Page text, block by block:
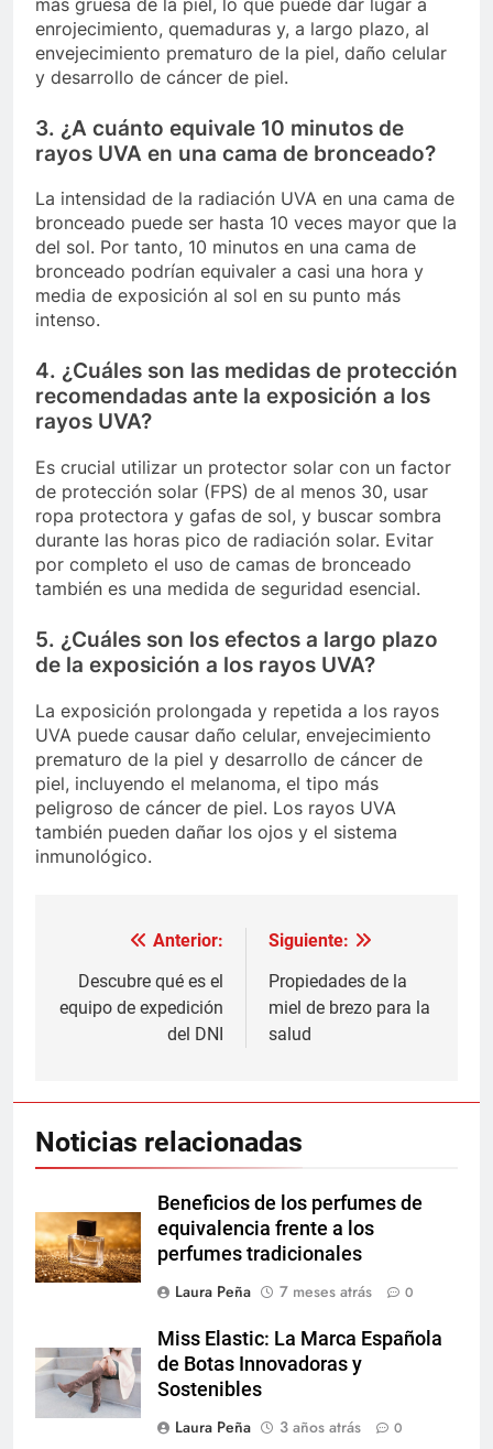
enrojecimiento, quemaduras y, a largo plazo, al
envejecimiento prematuro de la piel, daño celular
y desarrollo de cáncer de piel.
3. ¿A cuánto equivale 10 minutos de
rayos UVA en una cama de bronceado?
La intensidad de la radiación UVA en una cama de
bronceado puede ser hasta 10 veces mayor que la
del sol. Por tanto, 10 minutos en una cama de
bronceado podrían equivaler a casi una hora y
media de exposición al sol en su punto más
intenso.
4. ¿Cuáles son las medidas de protección
recomendadas ante la exposición a los
rayos UVA?
Es crucial utilizar un protector solar con un factor
de protección solar (FPS) de al menos 30, usar
ropa protectora y gafas de sol, y buscar sombra
durante las horas pico de radiación solar. Evitar
por completo el uso de camas de bronceado
también es una medida de seguridad esencial.
5. ¿Cuáles son los efectos a largo plazo
de la exposición a los rayos UVA?
La exposición prolongada y repetida a los rayos
UVA puede causar daño celular, envejecimiento
prematuro de la piel y desarrollo de cáncer de
piel, incluyendo el melanoma, el tipo más
peligroso de cáncer de piel. Los rayos UVA
también pueden dañar los ojos y el sistema
inmunológico.
Navegación
de
entradas
Anterior:
Descubre qué es el
equipo de expedición
del DNI
Siguiente:
Propiedades de la
miel de brezo para la
salud
Noticias relacionadas
Beneficios de los perfumes de
equivalencia frente a los
perfumes tradicionales
Laura Peña
7 meses atrás 0
Miss Elastic: La Marca Española
de Botas Innovadoras y
Sostenibles
Laura Peña
3 años atrás 0